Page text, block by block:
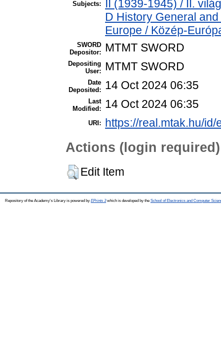
Subjects:
II (1939-1945) / II.
D History General
Europe / Közép-
SWORD
Depositor:
MTMT SWORD
Depositing
User:
MTMT SWORD
Date
Deposited:
14 Oct 2024 06:35
Last
Modified:
14 Oct 2024 06:35
URI: https://real.mtak.hu/id/
Actions (login required)
Edit Item
Repository of the Academy's Library is powered by EPrints 3which is developed by the School of Electronics and Computer